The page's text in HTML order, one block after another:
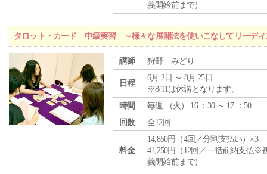
義開始前まで）
タロット・カード 中級実習 ～様々な展開法を使いこなしてリーディ
講師 狩野 みどり
日程
6月 2日 ～ 8月 25日
※8/11は休講となります。
時間
毎週 （火 ） 16 ：30 ～ 17 ：50
回数
全12回
料金
14,850円（4回／分割支払い）×3
41,250円（12回／一括前納支払※
義開始前まで）